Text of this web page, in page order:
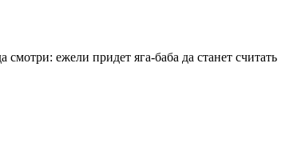
смотри: ежели придет яга-баба да станет считать